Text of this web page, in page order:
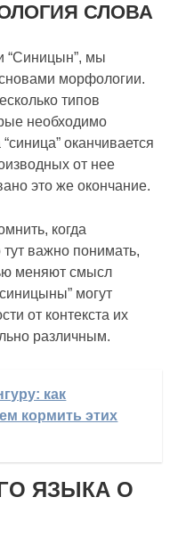
СЛОВА
“Синицын”, мы
морфологии.
типов
необходимо
оканчивается
от нее
это же окончание.
когда
тут важно понимать,
меняют смысл
могут
от контекста их
различным.
как
кормить этих
ЯЗЫКА О